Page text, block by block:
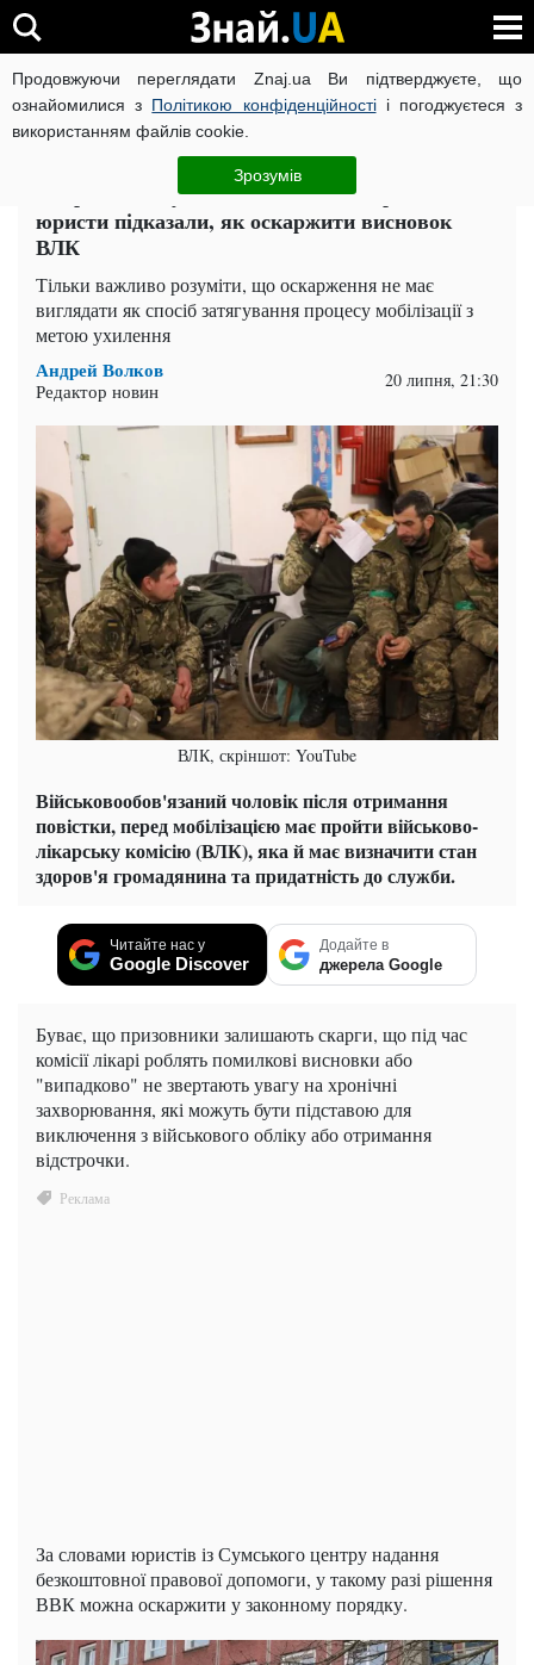
Продовжуючи переглядати Znaj.ua Ви підтверджуєте, що
ознайомилися з Політикою конфіденційностіі погоджуєтеся з
використанням файлів cookie.
Зрозумів
ВІЙНА РОСІЇ ПРОТИ УКРАЇНИ КОРОНАВІРУС В УКРАЇНІ
Актуально ЧИТАТЬ НА РУССКОМ
Непридатний у військкоматі став придатним:
юристи підказали, як оскаржити висновок
ВЛК
Тільки важливо розуміти, що оскарження не має
виглядати як спосіб затягування процесу мобілізації з
метою ухилення
Андрей Волков
Редактор новин 20 липня, 21:30
ВЛК, скріншот: YouTube
Військовообов'язаний чоловік після отримання
повістки, перед мобілізацією має пройти військово-
лікарську комісію (ВЛК), яка й має визначити стан
здоров'я громадянина та придатність до служби.
Читайте нас у
Google Discover
Додайте в
джерела Google
Буває, що призовники залишають скарги, що під час
комісії лікарі роблять помилкові висновки або
"випадково" не звертають увагу на хронічні
захворювання, які можуть бути підставою для
виключення з військового обліку або отримання
відстрочки.
За словами юристів із Сумського центру надання
безкоштовної правової допомоги, у такому разі рішення
ВВК можна оскаржити у законному порядку.